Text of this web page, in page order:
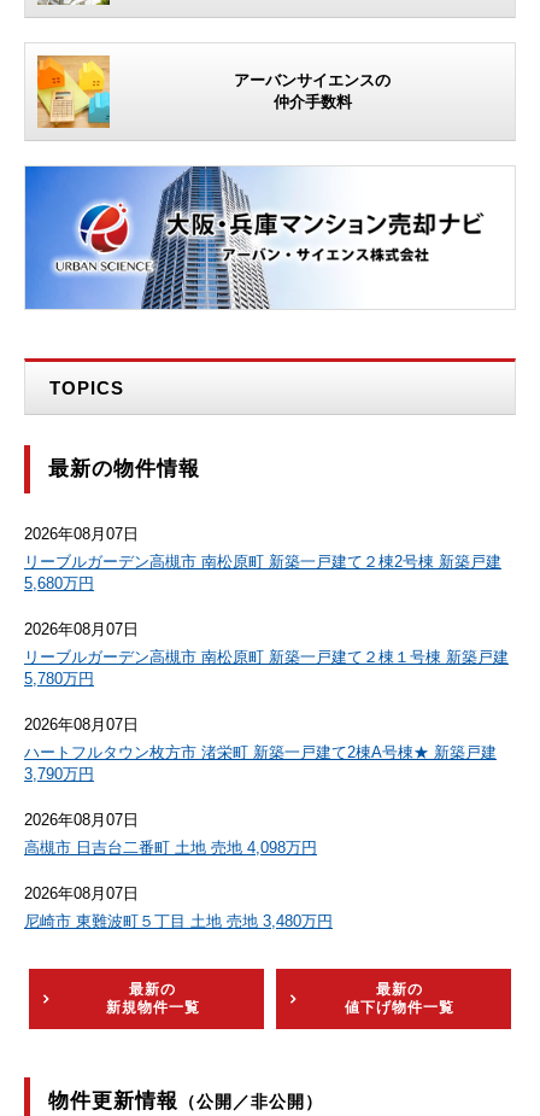
アーバンサイエンスの
仲介手数料
TOPICS
最新の物件情報
2026年08月07日
リーブルガーデン高槻市 南松原町 新築一戸建て２棟2号棟 新築戸建
5,680万円
2026年08月07日
リーブルガーデン高槻市 南松原町 新築一戸建て２棟１号棟 新築戸建
5,780万円
2026年08月07日
ハートフルタウン枚方市 渚栄町 新築一戸建て2棟A号棟★ 新築戸建
3,790万円
2026年08月07日
高槻市 日吉台二番町 土地 売地 4,098万円
2026年08月07日
尼崎市 東難波町５丁目 土地 売地 3,480万円
最新の
新規物件一覧
最新の
値下げ物件一覧
物件更新情報 （公開／非公開）